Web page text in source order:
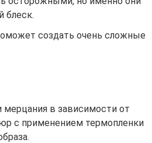
блеск.
создать очень сложные
в зависимости от
с применением термопленки